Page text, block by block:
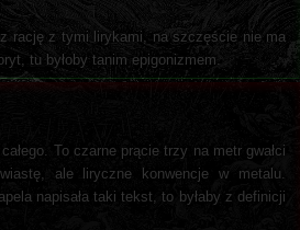
rację z tymi lirykami, na szczęście nie ma
tu byłoby tanim epigonizmem.
To czarne prącie trzy na metr gwałci
ale liryczne konwencje w metalu.
napisała taki tekst, to byłaby z definicji